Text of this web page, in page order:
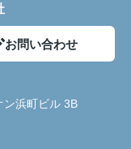
お問い合わせ
ン浜町ビル 3B